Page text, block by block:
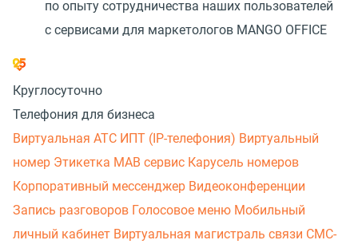
по опыту сотрудничества наших пользователей
с сервисами для маркетологов MANGO OFFICE
Круглосуточно
Телефония для бизнеса
Виртуальная АТС ИПТ (IP-телефония) Виртуальный
номер Этикетка МАВ сервис Карусель номеров
Корпоративный мессенджер Видеоконференции
Запись разговоров Голосовое меню Мобильный
личный кабинет Виртуальная магистраль связи СМС-